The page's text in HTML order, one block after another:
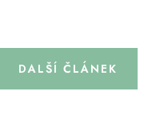
DALŠÍ ČLÁNEK